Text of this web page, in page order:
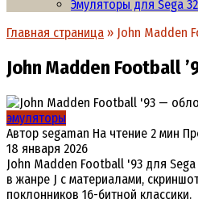
Эмуляторы для Sega
Главная страница » John Madden
John Madden Football
эмуляторы
Автор segaman На чтение 2 мин
18 января 2026
John Madden Football '93 для
в жанре J с материалами,
поклонников 16-битной классики.